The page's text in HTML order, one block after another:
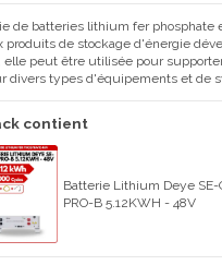
de batteries lithium fer phosphate
produits de stockage d'énergie
elle peut être utilisée pour
divers types d'équipements et de
contient
Batterie Lithium Deye SE-
PRO-B 5.12KWH - 48V